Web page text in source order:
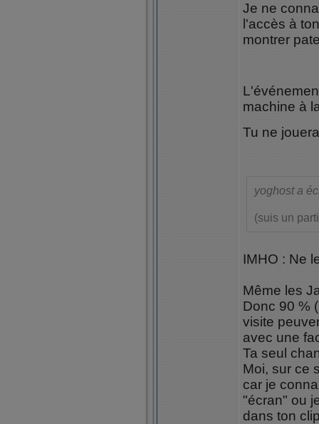
Je ne
l'accès à
montrer
machine à
Tu ne
yoghost a
(suis un
IMHO : Ne
Même les
Donc 90 %
visite
avec une
Ta seul
Moi, sur ce
car je
"écran" ou
dans ton